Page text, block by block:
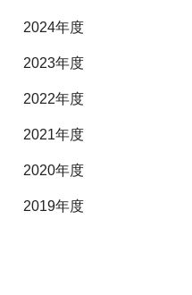
2024年度
2023年度
2022年度
2021年度
2020年度
2019年度